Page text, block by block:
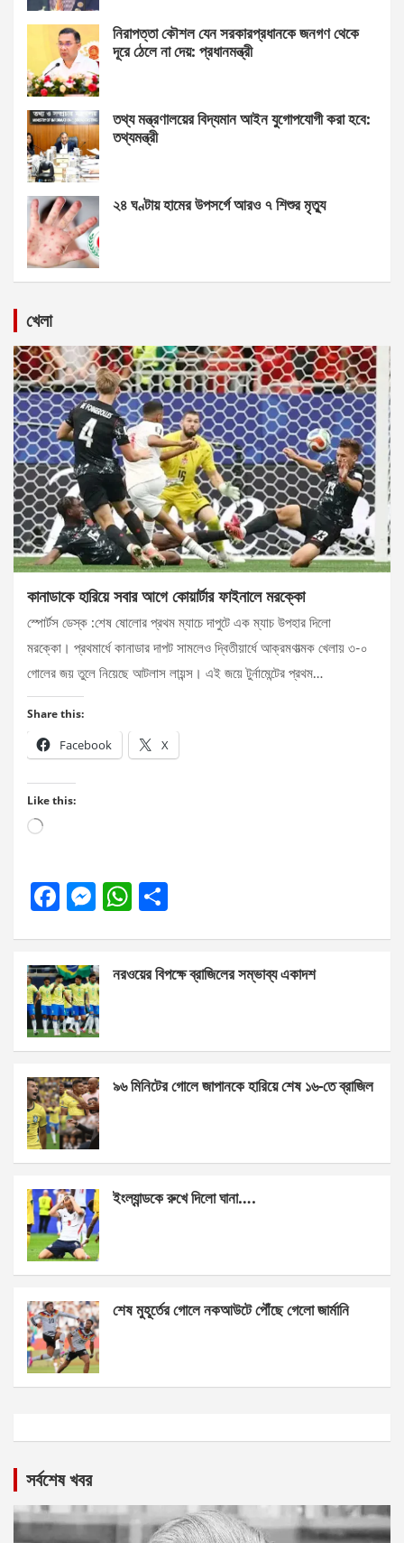
নিরাপত্তা কৌশল যেন সরকারপ্রধানকে জনগণ থেকে
দূরে ঠেলে না দেয়: প্রধানমন্ত্রী
তথ্য মন্ত্রণালয়ের বিদ্যমান আইন যুগোপযোগী করা হবে:
তথ্যমন্ত্রী
২৪ ঘণ্টায় হামের উপসর্গে আরও ৭ শিশুর মৃত্যু
খেলা
কানাডাকে হারিয়ে সবার আগে কোয়ার্টার ফাইনালে মরক্কো
স্পোর্টস ডেস্ক :শেষ ষোলোর প্রথম ম্যাচে দাপুটে এক ম্যাচ উপহার দিলো
মরক্কো। প্রথমার্ধে কানাডার দাপট সামলেও দ্বিতীয়ার্ধে আক্রমণাত্মক খেলায় ৩-০
গোলের জয় তুলে নিয়েছে আটলাস লায়ন্স। এই জয়ে টুর্নামেন্টের প্রথম…
Share this:
Facebook X
Like this:
Loading…
F
b
o
o
k
M
n
g
er
W
s
p
e
নরওয়ের বিপক্ষে ব্রাজিলের সম্ভাব্য একাদশ
৯৬ মিনিটের গোলে জাপানকে হারিয়ে শেষ ১৬-তে ব্রাজিল
ইংল্যান্ডকে রুখে দিলো ঘানা….
শেষ মুহূর্তের গোলে নকআউটে পৌঁছে গেলো জার্মানি
সর্বশেষ খবর